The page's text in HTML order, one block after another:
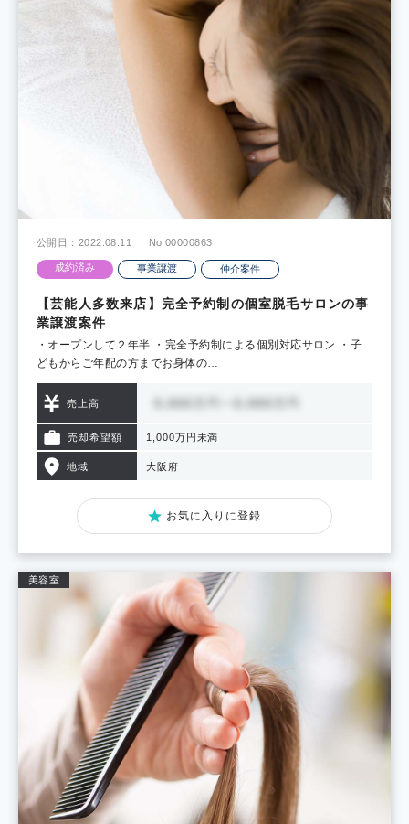
公開日：2022.08.11 No.00000863
成約済み 事業譲渡 仲介案件
【芸能人多数来店】完全予約制の個室脱毛サロンの事
業譲渡案件
・オープンして２年半 ・完全予約制による個別対応サロン ・子
どもからご年配の方までお身体の…
売上高
売却希望額 1,000万円未満
地域 大阪府
お気に入りに登録
美容室